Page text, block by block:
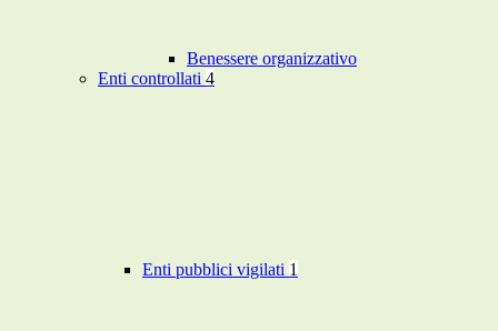
Benessere organizzativo
Enti controllati 4
Enti pubblici vigilati 1